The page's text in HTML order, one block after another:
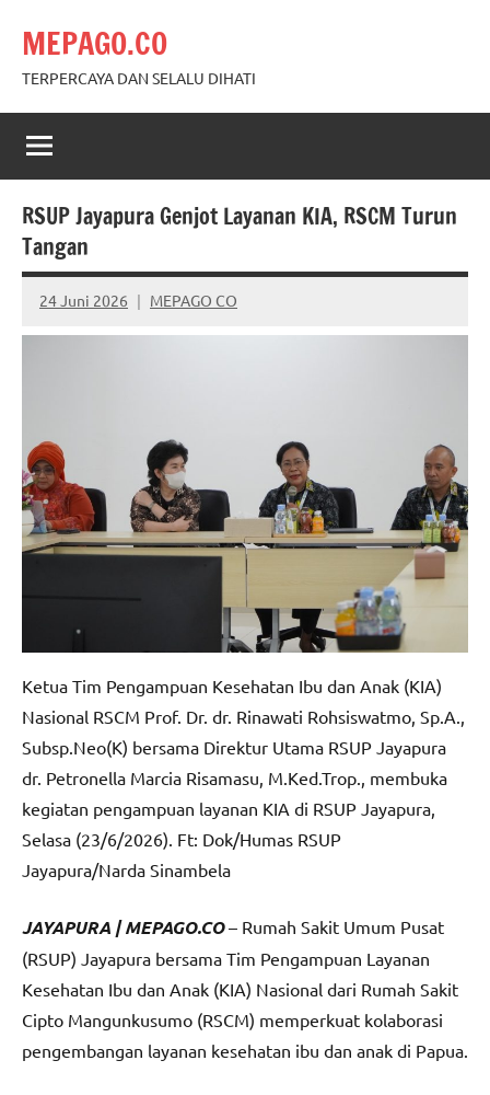
content
MEPAGO.CO
TERPERCAYA DAN SELALU DIHATI
RSUP Jayapura Genjot Layanan KIA, RSCM Turun
Tangan
24 Juni 2026 MEPAGO CO
No
comments
Ketua Tim Pengampuan Kesehatan Ibu dan Anak (KIA)
Nasional RSCM Prof. Dr. dr. Rinawati Rohsiswatmo, Sp.A.,
Subsp.Neo(K) bersama Direktur Utama RSUP Jayapura
dr. Petronella Marcia Risamasu, M.Ked.Trop., membuka
kegiatan pengampuan layanan KIA di RSUP Jayapura,
Selasa (23/6/2026). Ft: Dok/Humas RSUP
Jayapura/Narda Sinambela
JAYAPURA | MEPAGO.CO– Rumah Sakit Umum Pusat
(RSUP) Jayapura bersama Tim Pengampuan Layanan
Kesehatan Ibu dan Anak (KIA) Nasional dari Rumah Sakit
Cipto Mangunkusumo (RSCM) memperkuat kolaborasi
pengembangan layanan kesehatan ibu dan anak di Papua.